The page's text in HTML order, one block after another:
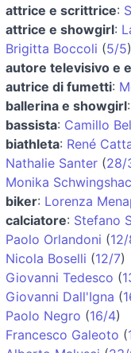
attrice e scrittrice:
attrice e showgirl:
Brigitta Boccoli (5/5)
autore televisivo e
autrice di fumetti:
ballerina e showgirl:
bassista: Camillo
biathleta: René
Nathalie Santer (28/
Monika
biker: Lorenza
calciatore: Stefano
Paolo Orlandoni (
Nicola Boselli (12/7)
Giovanni Tedesco (
Giovanni Dall'Igna (
Paolo Negro (16/4)
Francesco Galeoto (